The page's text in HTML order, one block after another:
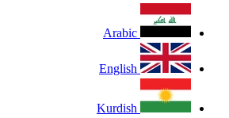
Arabic
English
Kurdish